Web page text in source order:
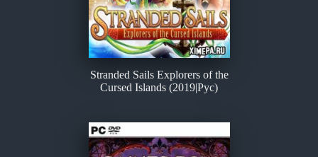
Stranded Sails Explorers of the
Cursed Islands (2019|Рус)